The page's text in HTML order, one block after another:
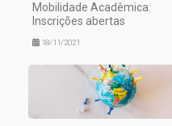
Mobilidade Acadêmica:
Inscrições abertas
18/11/2021